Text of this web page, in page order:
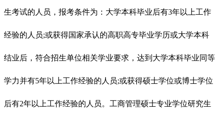
生考试的人员，报考条件为：大学本科毕业后有3年以上工作
经验的人员;或获得国家承认的高职高专毕业学历或大学本科
结业后，符合招生单位相关学业要求，达到大学本科毕业同等
学力并有5年以上工作经验的人员;或获得硕士学位或博士学位
后有2年以上工作经验的人员。工商管理硕士专业学位研究生